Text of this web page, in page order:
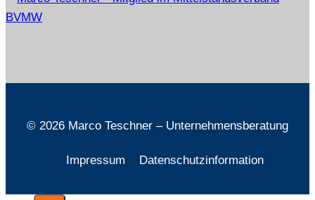
© 2026 Marco Teschner – Unternehmensberatung
Impressum Datenschutzinformation